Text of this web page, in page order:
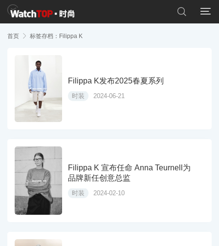


首页  标签存档：Filippa K
Filippa K发布2025春夏系列
时装 2024-06-21
Filippa K 宣布任命 Anna Teurnell为
品牌新任创意总监
时装 2024-02-10